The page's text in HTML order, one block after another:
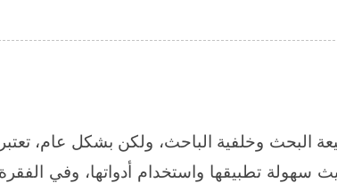
وخلفية الباحث، ولكن بشكل عام، تعتبر
تطبيقها واستخدام أدواتها، وفي الفقرة